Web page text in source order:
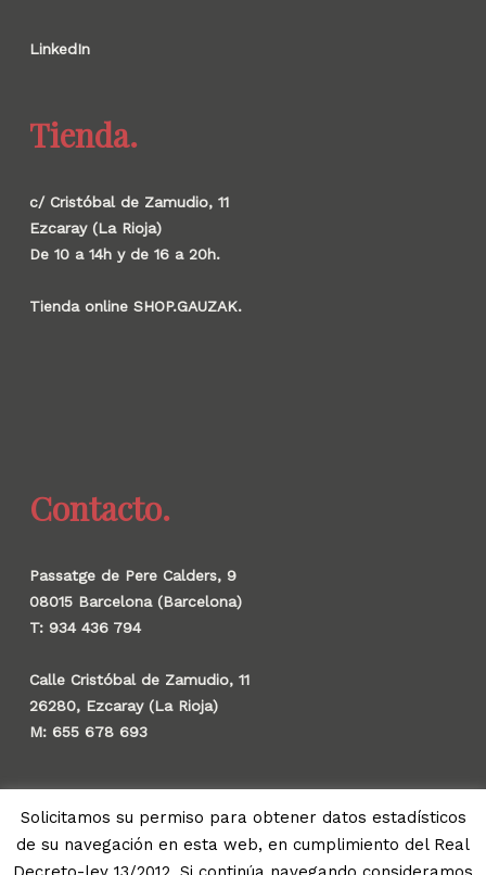
LinkedIn
Tienda.
c/ Cristóbal de Zamudio, 11
Ezcaray (La Rioja)
De 10 a 14h y de 16 a 20h.
Tienda online SHOP.GAUZAK.
Contacto.
Passatge de Pere Calders, 9
08015 Barcelona (Barcelona)
T: 934 436 794
Calle Cristóbal de Zamudio, 11
26280, Ezcaray (La Rioja)
M: 655 678 693
© 2026 Gauzak.
Solicitamos su permiso para obtener datos estadísticos
de su navegación en esta web, en cumplimiento del Real